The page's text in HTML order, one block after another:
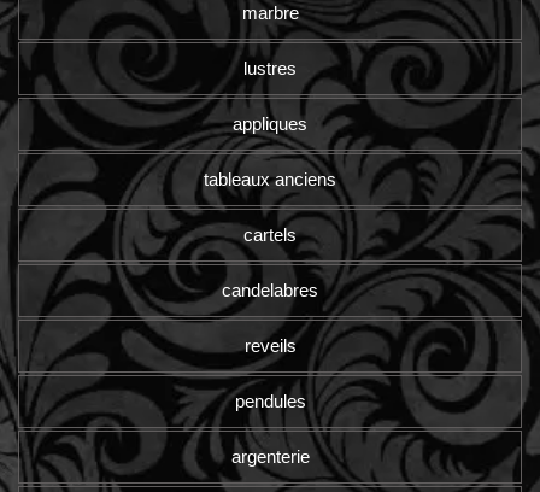
marbre
lustres
appliques
tableaux anciens
cartels
candelabres
reveils
pendules
argenterie